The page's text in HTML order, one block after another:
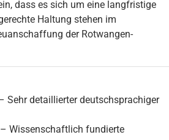
dass es sich um eine langfristige
Haltung stehen im
der Rotwangen-
Sehr detaillierter deutschsprachiger
– Wissenschaftlich fundierte